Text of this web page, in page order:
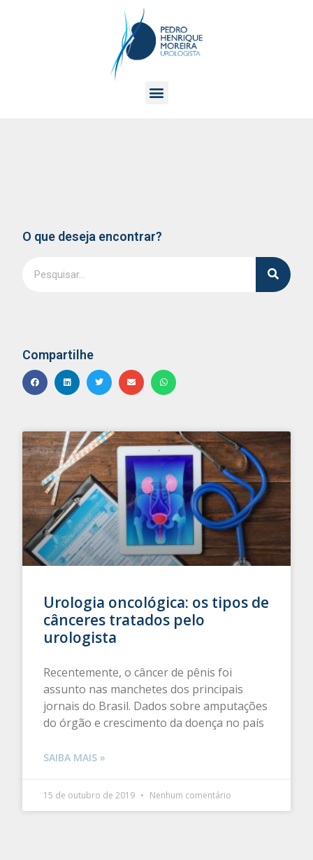
Urologia oncológica: os tipos de
cânceres tratados pelo
urologista
Recentemente, o câncer de pênis foi
assunto nas manchetes dos principais
jornais do Brasil. Dados sobre amputações
do órgão e crescimento da doença no país
SAIBA MAIS »
15 de outubro de 2019 Nenhum comentário
O que deseja encontrar?
Compartilhe